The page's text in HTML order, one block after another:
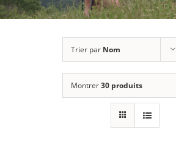
Trier par Nom
Montrer30 produits